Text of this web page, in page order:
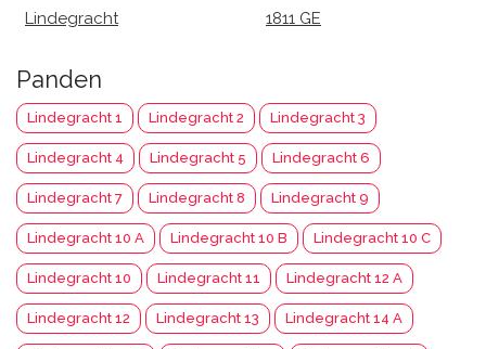
Lindegracht 1811 GE
Panden
Lindegracht 1 Lindegracht 2 Lindegracht 3
Lindegracht 4 Lindegracht 5 Lindegracht 6
Lindegracht 7 Lindegracht 8 Lindegracht 9
Lindegracht 10 A Lindegracht 10 B Lindegracht 10 C
Lindegracht 10 Lindegracht 11 Lindegracht 12 A
Lindegracht 12 Lindegracht 13 Lindegracht 14 A